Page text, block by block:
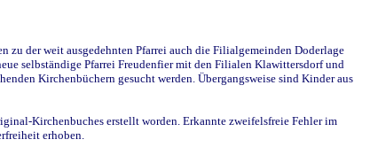
der weit ausgedehnten Pfarrei auch die Filialgemeinden Doderlage
selbständige Pfarrei Freudenfier mit den Filialen Klawittersdorf und
Kirchenbüchern gesucht werden. Übergangsweise sind Kinder aus
Kirchenbuches erstellt worden. Erkannte zweifelsfreie Fehler im
erhoben.